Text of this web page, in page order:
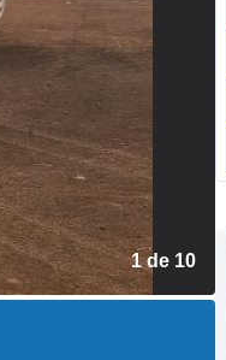
2 de 10